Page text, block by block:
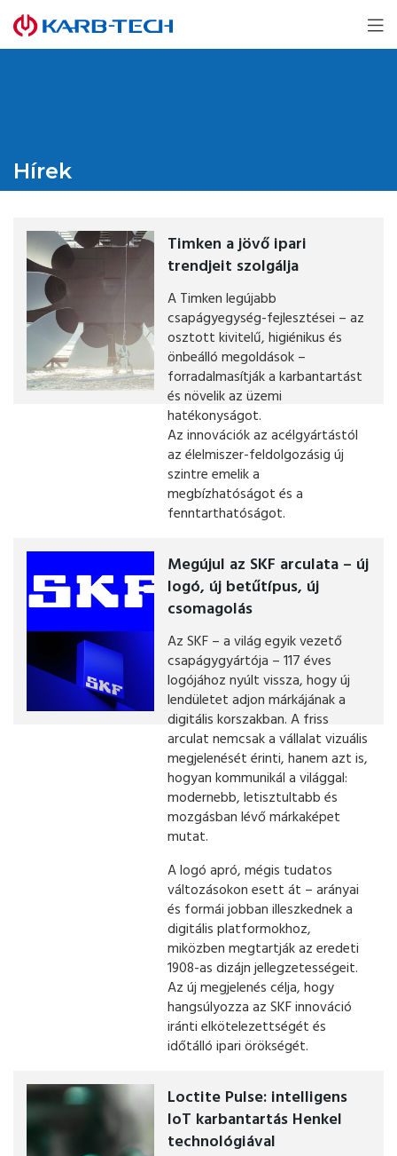
Hírek
Timken a jövő ipari
trendjeit szolgálja
A Timken legújabb
csapágyegység-fejlesztései – az
osztott kivitelű, higiénikus és
önbeálló megoldások –
forradalmasítják a karbantartást
és növelik az üzemi
hatékonyságot.
Az innovációk az acélgyártástól
az élelmiszer-feldolgozásig új
szintre emelik a
megbízhatóságot és a
fenntarthatóságot.
Megújul az SKF arculata – új
logó, új betűtípus, új
csomagolás
Az SKF – a világ egyik vezető
csapágygyártója – 117 éves
logójához nyúlt vissza, hogy új
lendületet adjon márkájának a
digitális korszakban. A friss
arculat nemcsak a vállalat vizuális
megjelenését érinti, hanem azt is,
hogyan kommunikál a világgal:
modernebb, letisztultabb és
mozgásban lévő márkaképet
mutat.
A logó apró, mégis tudatos
változásokon esett át – arányai
és formái jobban illeszkednek a
digitális platformokhoz,
miközben megtartják az eredeti
1908-as dizájn jellegzetességeit.
Az új megjelenés célja, hogy
hangsúlyozza az SKF innováció
iránti elkötelezettségét és
időtálló ipari örökségét.
Loctite Pulse: intelligens
IoT karbantartás Henkel
technológiával